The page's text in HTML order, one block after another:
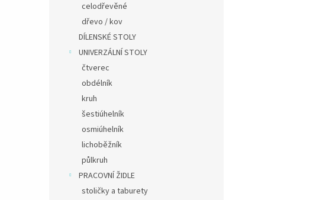
celodřevěné
dřevo / kov
DÍLENSKÉ STOLY
UNIVERZÁLNÍ STOLY
čtverec
obdélník
kruh
šestiúhelník
osmiúhelník
lichoběžník
půlkruh
PRACOVNÍ ŽIDLE
stoličky a taburety